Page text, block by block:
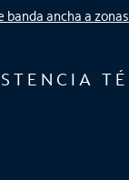
banda ancha a